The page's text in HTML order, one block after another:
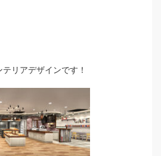
リアデザインです！